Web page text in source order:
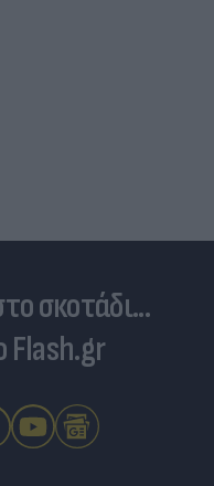
σκοτάδι...
Flash.gr